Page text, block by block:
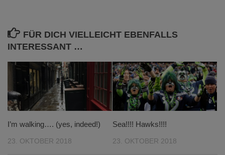
FÜR DICH VIELLEICHT EBENFALLS
INTERESSANT …
I’m walking…. (yes, indeed!)
23. OKTOBER 2018
Sea!!!! Hawks!!!!
23. OKTOBER 2018